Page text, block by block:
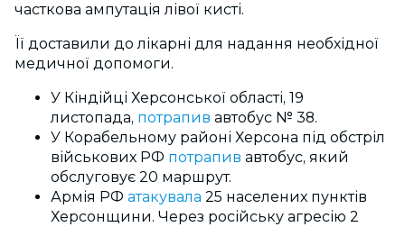
часткова ампутація лівої кисті.
Її доставили до лікарні для надання необхідної
медичної допомоги.
У Кіндійці Херсонської області, 19
листопада, потрапив автобус № 38.
У Корабельному районі Херсона під обстріл
військових РФ потрапив автобус, який
обслуговує 20 маршрут.
Армія РФ атакувала 25 населених пунктів
Херсонщини. Через російську агресію 2